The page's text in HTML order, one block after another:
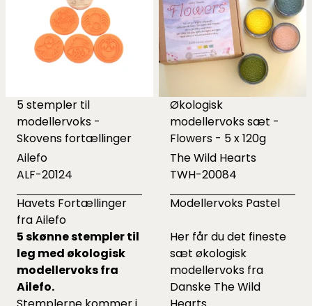
5 stempler til
modellervoks -
Skovens fortællinger
Ailefo
ALF-20124
Havets Fortællinger
fra Ailefo
5 skønne stempler til
leg med økologisk
modellervoks fra
Ailefo.
Økologisk
modellervoks sæt -
Flowers - 5 x 120g
The Wild Hearts
TWH-20084
Modellervoks Pastel
Her får du det fineste
sæt økologisk
modellervoks fra
Danske The Wild